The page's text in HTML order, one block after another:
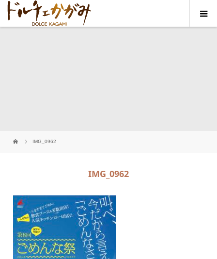
IMG_0962
IMG_0962